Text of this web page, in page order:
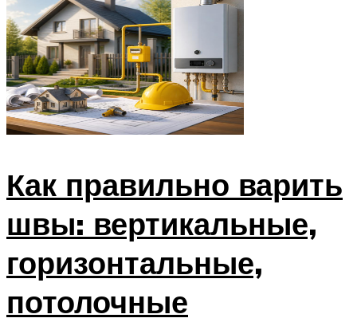
Как правильно варить
швы: вертикальные,
горизонтальные,
потолочные